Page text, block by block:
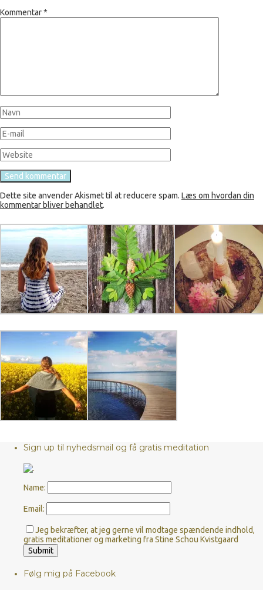
Kommentar*
Dette site anvender Akismet til at reducere spam. Læs om hvordan din
kommentar bliver behandlet.
Sign up til nyhedsmail og få gratis meditation
Name:
Email:
Jeg bekræfter, at jeg gerne vil modtage spændende indhold,
gratis meditationer og marketing fra Stine Schou Kvistgaard
Følg mig på Facebook